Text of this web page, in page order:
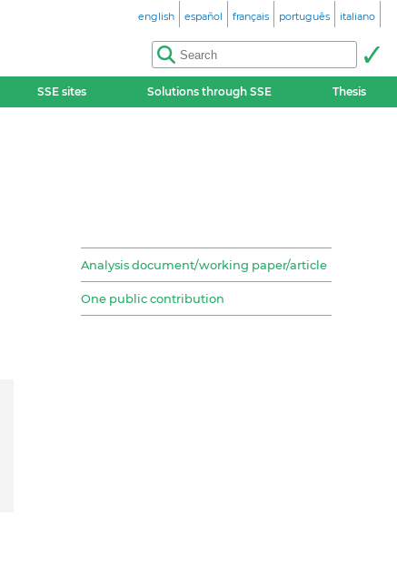
english español français português italiano
SSE sites Solutions through SSE Thesis
Analysis document/working paper/article
One public contribution